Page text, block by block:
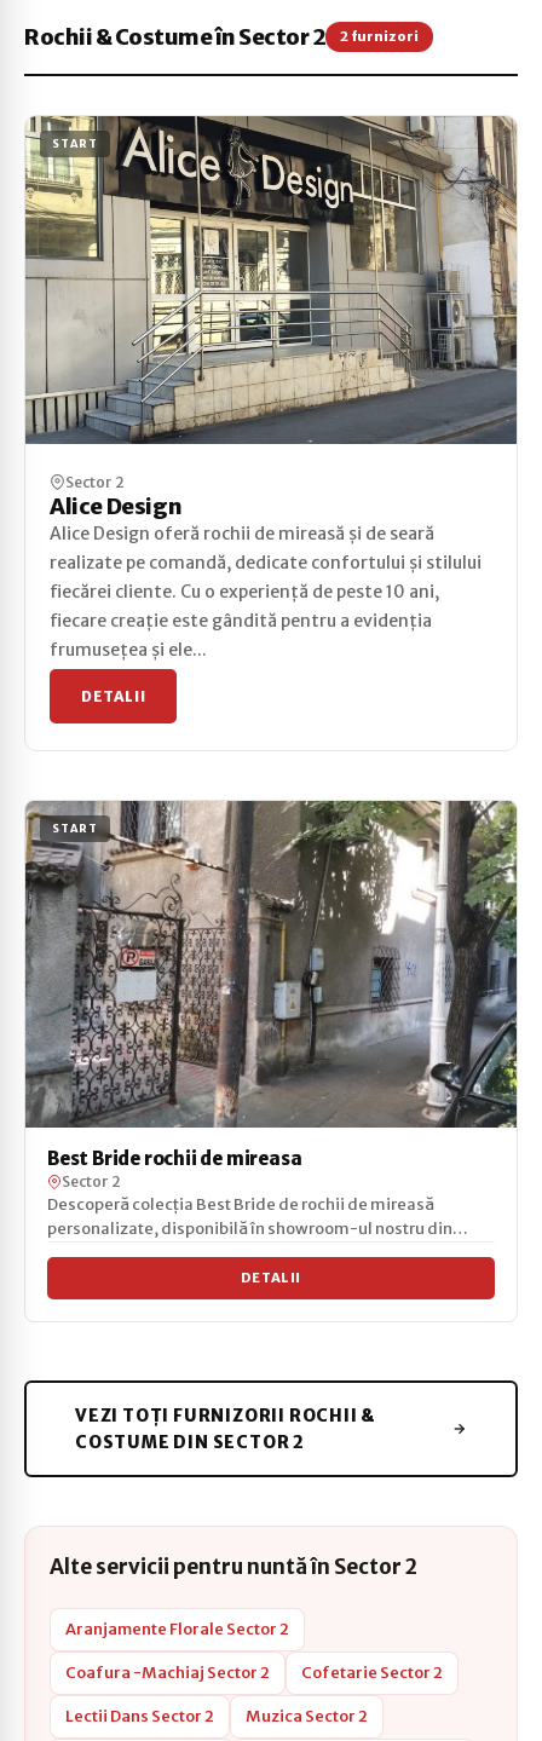
Rochii & Costume în Sector 2 2 furnizori
START
Sector 2
Alice Design
Alice Design oferă rochii de mireasă și de seară
realizate pe comandă, dedicate confortului și stilului
fiecărei cliente. Cu o experiență de peste 10 ani,
fiecare creație este gândită pentru a evidenția
frumusețea și ele...
DETALII
START
Best Bride rochii de mireasa
Sector 2
Descoperă colecția Best Bride de rochii de mireasă
personalizate, disponibilă în showroom-ul nostru din
Bucure...
DETALII
VEZI TOȚI FURNIZORII ROCHII &
COSTUME DIN SECTOR 2
Alte servicii pentru nuntă în Sector 2
Aranjamente Florale Sector 2
Coafura -Machiaj Sector 2 Cofetarie Sector 2
Lectii Dans Sector 2 Muzica Sector 2